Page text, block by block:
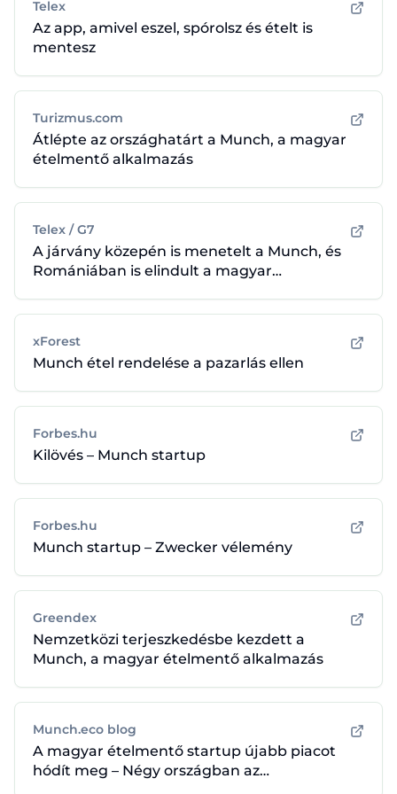
Telex
Az app, amivel eszel, spórolsz és ételt is
mentesz
Turizmus.com
Átlépte az országhatárt a Munch, a magyar
ételmentő alkalmazás
Telex / G7
A járvány közepén is menetelt a Munch, és
Romániában is elindult a magyar
xForest
Munch étel rendelése a pazarlás ellen
Forbes.hu
Kilövés – Munch startup
Forbes.hu
Munch startup – Zwecker vélemény
Greendex
Nemzetközi terjeszkedésbe kezdett a
Munch, a magyar ételmentő alkalmazás
Munch.eco blog
A magyar ételmentő startup újabb piacot
hódít meg – Négy országban az